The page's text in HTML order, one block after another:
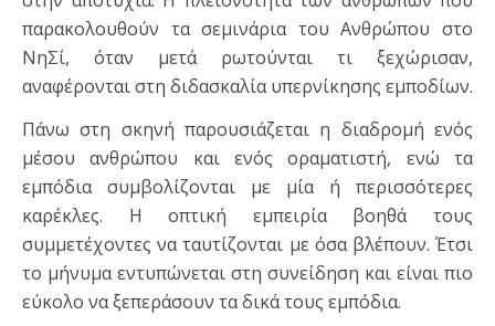
παρακολουθούν τα σεμινάρια του Ανθρώπου στο
ΝηΣί, όταν μετά ρωτούνται τι ξεχώρισαν,
αναφέρονται στη διδασκαλία υπερνίκησης εμποδίων.
Πάνω στη σκηνή παρουσιάζεται η διαδρομή ενός
μέσου ανθρώπου και ενός οραματιστή, ενώ τα
εμπόδια συμβολίζονται με μία ή περισσότερες
καρέκλες. Η οπτική εμπειρία βοηθά τους
συμμετέχοντες να ταυτίζονται με όσα βλέπουν. Έτσι
το μήνυμα εντυπώνεται στη συνείδηση και είναι πιο
εύκολο να ξεπεράσουν τα δικά τους εμπόδια.